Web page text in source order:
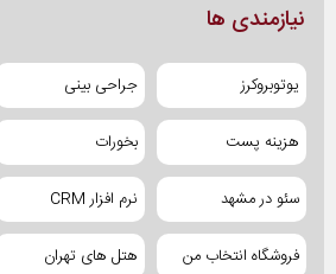
نیازمندی ها
یوتوبروکرز جراحی بینی
هزینه پست بخورات
سئو در مشهد نرم افزار CRM
فروشگاه انتخاب من هتل های تهران